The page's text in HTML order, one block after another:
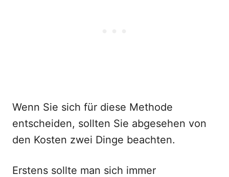
Wenn Sie sich für diese Methode
entscheiden, sollten Sie abgesehen von
den Kosten zwei Dinge beachten.
Erstens sollte man sich immer